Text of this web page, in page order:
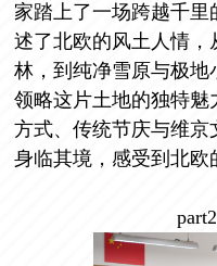
家踏上了一场跨越千
述了北欧的风土人情
林，到纯净雪原与极地
领略这片土地的独特
方式、传统节庆与维
身临其境，感受到北欧